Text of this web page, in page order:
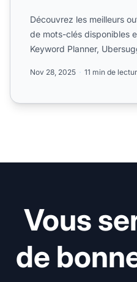
Découvrez les meilleurs
de mots-clés disponibles
Keyword Planner,
Nov 28, 2025 11 min de
Vous
de